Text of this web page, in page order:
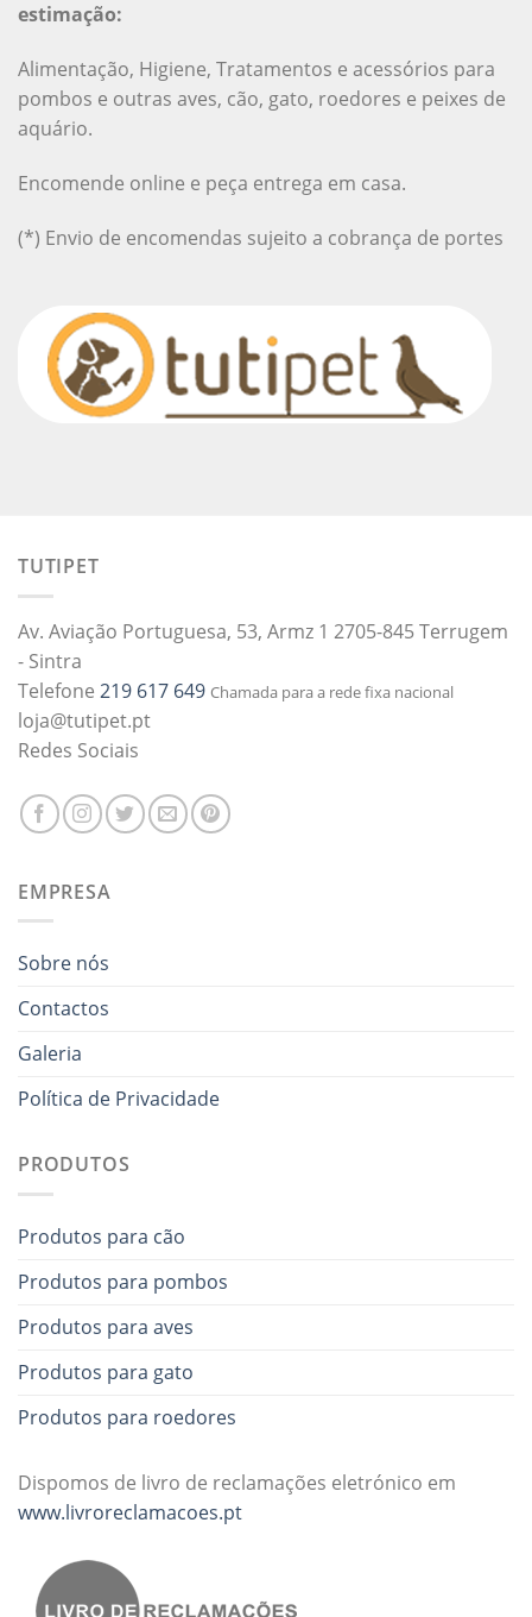
estimação:
Alimentação, Higiene, Tratamentos e acessórios para
pombos e outras aves, cão, gato, roedores e peixes de
aquário.
Encomende online e peça entrega em casa.
(*) Envio de encomendas sujeito a cobrança de portes
TUTIPET
Av. Aviação Portuguesa, 53, Armz 1 2705-845 Terrugem
- Sintra
Telefone 219 617 649 Chamada para a rede fixa nacional
loja@tutipet.pt
Redes Sociais
EMPRESA
Sobre nós
Contactos
Galeria
Política de Privacidade
PRODUTOS
Produtos para cão
Produtos para pombos
Produtos para aves
Produtos para gato
Produtos para roedores
Dispomos de livro de reclamações eletrónico em
www.livroreclamacoes.pt